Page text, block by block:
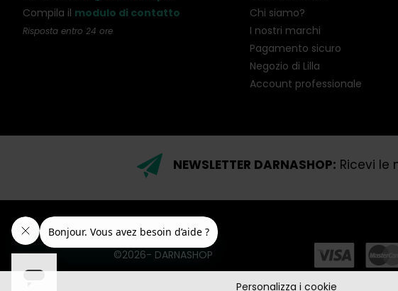
Personalizza i cookie
Compila il modulo di contatto
Risposta entro 24 ore
Chi siamo?
I nostri marchi
Pagamento sicuro
Negozio di Lilla
Account professionale
NEWSLETTER DARNASHOP: Ricevi le
©2026- DARNASHOP